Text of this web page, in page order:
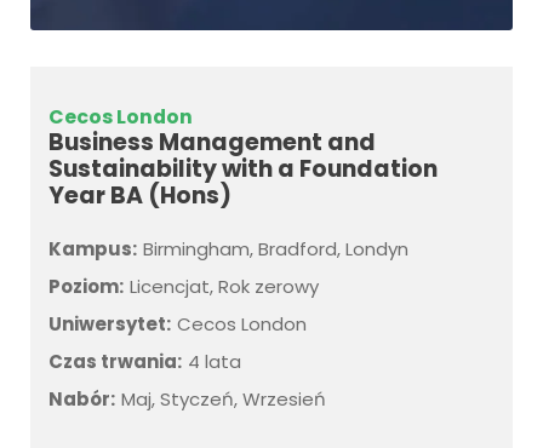
Cecos London
Business Management and
Sustainability with a Foundation
Year BA (Hons)
Kampus: Birmingham, Bradford, Londyn
Poziom: Licencjat, Rok zerowy
Uniwersytet: Cecos London
Czas trwania: 4 lata
Nabór: Maj, Styczeń, Wrzesień